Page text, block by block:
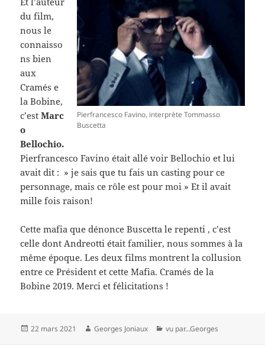
Pierfrancesco Favino, interprète Tommasso
Buscetta
du film,
nous le
connaisso
ns bien
aux
Cramés e
la Bobine,
c’estMarc
o
Bellochio.
Pierfrancesco Favino était allé voir Bellochio et lui
avait dit : » je sais que tu fais un casting pour ce
personnage, mais ce rôle est pour moi » Et il avait
mille fois raison!
Cette mafia que dénonce Buscetta le repenti , c’est
celle dont Andreotti était familier, nous sommes à la
même époque. Les deux films montrent la collusion
entre ce Président et cette Mafia. Cramés de la
Bobine 2019. Merci et félicitations !
Publié
22 mars 2021 Auteur
Georges Joniaux Catégories
vu par...Georges